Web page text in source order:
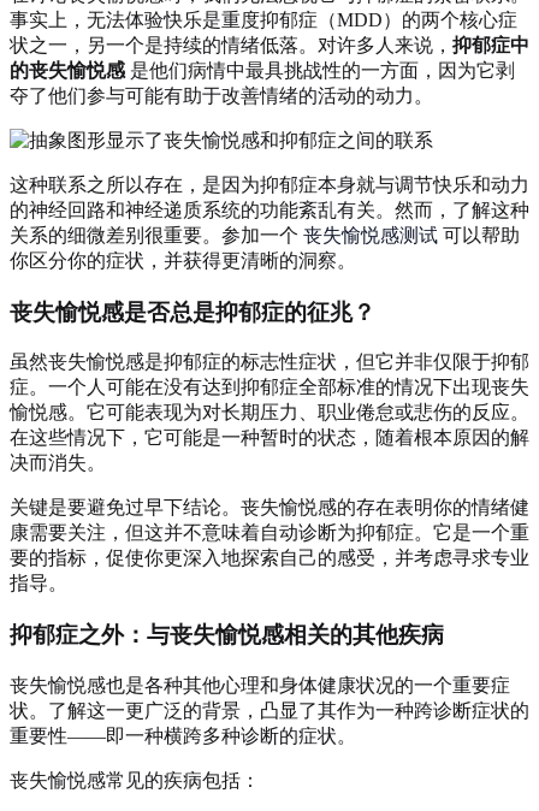
事实上，无法体验快乐是重度抑郁症（MDD）的两个核心症
状之一，另一个是持续的情绪低落。对许多人来说， 抑郁症中
的丧失愉悦感 是他们病情中最具挑战性的一方面，因为它剥
夺了他们参与可能有助于改善情绪的活动的动力。
这种联系之所以存在，是因为抑郁症本身就与调节快乐和动力
的神经回路和神经递质系统的功能紊乱有关。然而，了解这种
关系的细微差别很重要。参加一个 丧失愉悦感测试 可以帮助
你区分你的症状，并获得更清晰的洞察。
丧失愉悦感是否总是抑郁症的征兆？
虽然丧失愉悦感是抑郁症的标志性症状，但它并非仅限于抑郁
症。一个人可能在没有达到抑郁症全部标准的情况下出现丧失
愉悦感。它可能表现为对长期压力、职业倦怠或悲伤的反应。
在这些情况下，它可能是一种暂时的状态，随着根本原因的解
决而消失。
关键是要避免过早下结论。丧失愉悦感的存在表明你的情绪健
康需要关注，但这并不意味着自动诊断为抑郁症。它是一个重
要的指标，促使你更深入地探索自己的感受，并考虑寻求专业
指导。
抑郁症之外：与丧失愉悦感相关的其他疾病
丧失愉悦感也是各种其他心理和身体健康状况的一个重要症
状。了解这一更广泛的背景，凸显了其作为一种跨诊断症状的
重要性——即一种横跨多种诊断的症状。
丧失愉悦感常见的疾病包括：